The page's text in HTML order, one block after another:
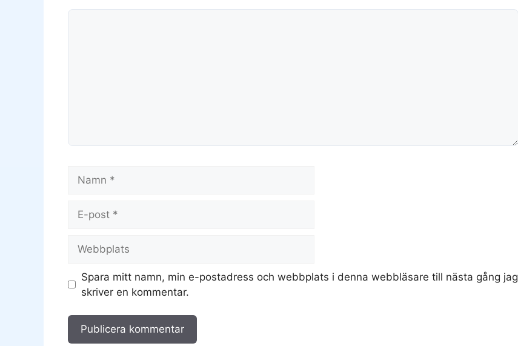
Kommentar
post
Spara mitt namn, min e-postadress och webbplats i denna webbläsare till nästa gång jag
skriver en kommentar.